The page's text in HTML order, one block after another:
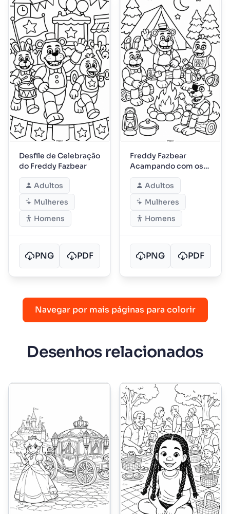
Desfile de Celebração
do Freddy Fazbear
Adultos
Mulheres
Homens
PNG PDF
Freddy Fazbear
Acampando com os
Amigos
Adultos
Mulheres
Homens
PNG PDF
Navegar por mais páginas para colorir
Desenhos relacionados